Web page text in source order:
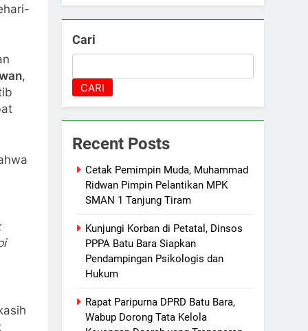
,
Cari
CARI
Recent Posts
Cetak Pemimpin Muda, Muhammad
Ridwan Pimpin Pelantikan MPK
SMAN 1 Tanjung Tiram
Kunjungi Korban di Petatal, Dinsos
PPPA Batu Bara Siapkan
Pendampingan Psikologis dan
Hukum
Rapat Paripurna DPRD Batu Bara,
Wabup Dorong Tata Kelola